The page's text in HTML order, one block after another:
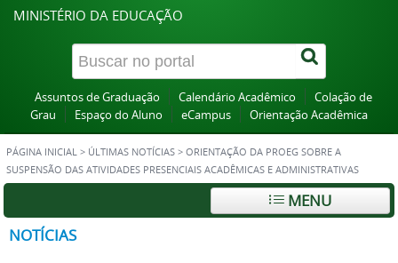
MINISTÉRIO DA EDUCAÇÃO
Assuntos de Graduação Calendário Acadêmico
Colação de
Grau
Espaço do Aluno eCampus Orientação Acadêmica
PÁGINA INICIAL > ÚLTIMAS NOTÍCIAS > ORIENTAÇÃO DA PROEG SOBRE A
SUSPENSÃO DAS ATIVIDADES PRESENCIAIS ACADÊMICAS E ADMINISTRATIVAS
MENU
NOTÍCIAS